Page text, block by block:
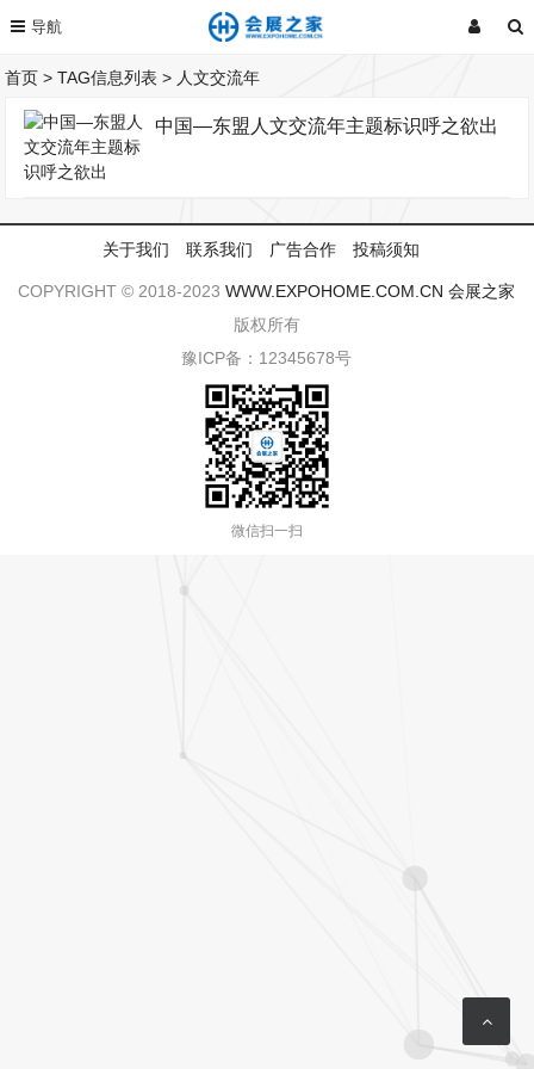
首页 > TAG信息列表 > 人文交流年
中国—东盟人文交流年主题标识呼之欲出
关于我们 联系我们 广告合作 投稿须知
COPYRIGHT © 2018-2023WWW.EXPOHOME.COM.CN 会展之家
版权所有
豫ICP备：12345678号
微信扫一扫